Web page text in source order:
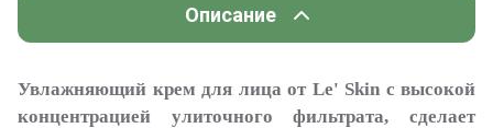
Описание
Увлажняющий крем для лица от Le' Skin с высокой
концентрацией улиточного фильтрата, сделает